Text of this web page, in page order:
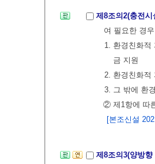
제8조의2(충전
여 필요한 경
1. 환경친화적
금 지원
2. 환경친화적
3. 그 밖에 환
② 제1항에 따
[본조신설
제8조의3(양방